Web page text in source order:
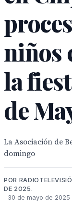
niños
la
de
La Asociación de
domingo
POR
DE 2025.
30 de mayo de 2025